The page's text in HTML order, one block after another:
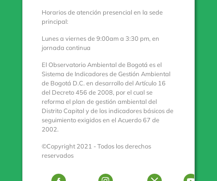
Horarios de atención presencial en la sede
principal:
Lunes a viernes de 9:00am a 3:30 pm, en
jornada continua
El Observatorio Ambiental de Bogotá es el
Sistema de Indicadores de Gestión Ambiental
de Bogotá D.C. en desarrollo del Artículo 16
del Decreto 456 de 2008, por el cual se
reforma el plan de gestión ambiental del
Distrito Capital y de los indicadores básicos de
seguimiento exigidos en el Acuerdo 67 de
2002.
©Copyright 2021 - Todos los derechos
reservados